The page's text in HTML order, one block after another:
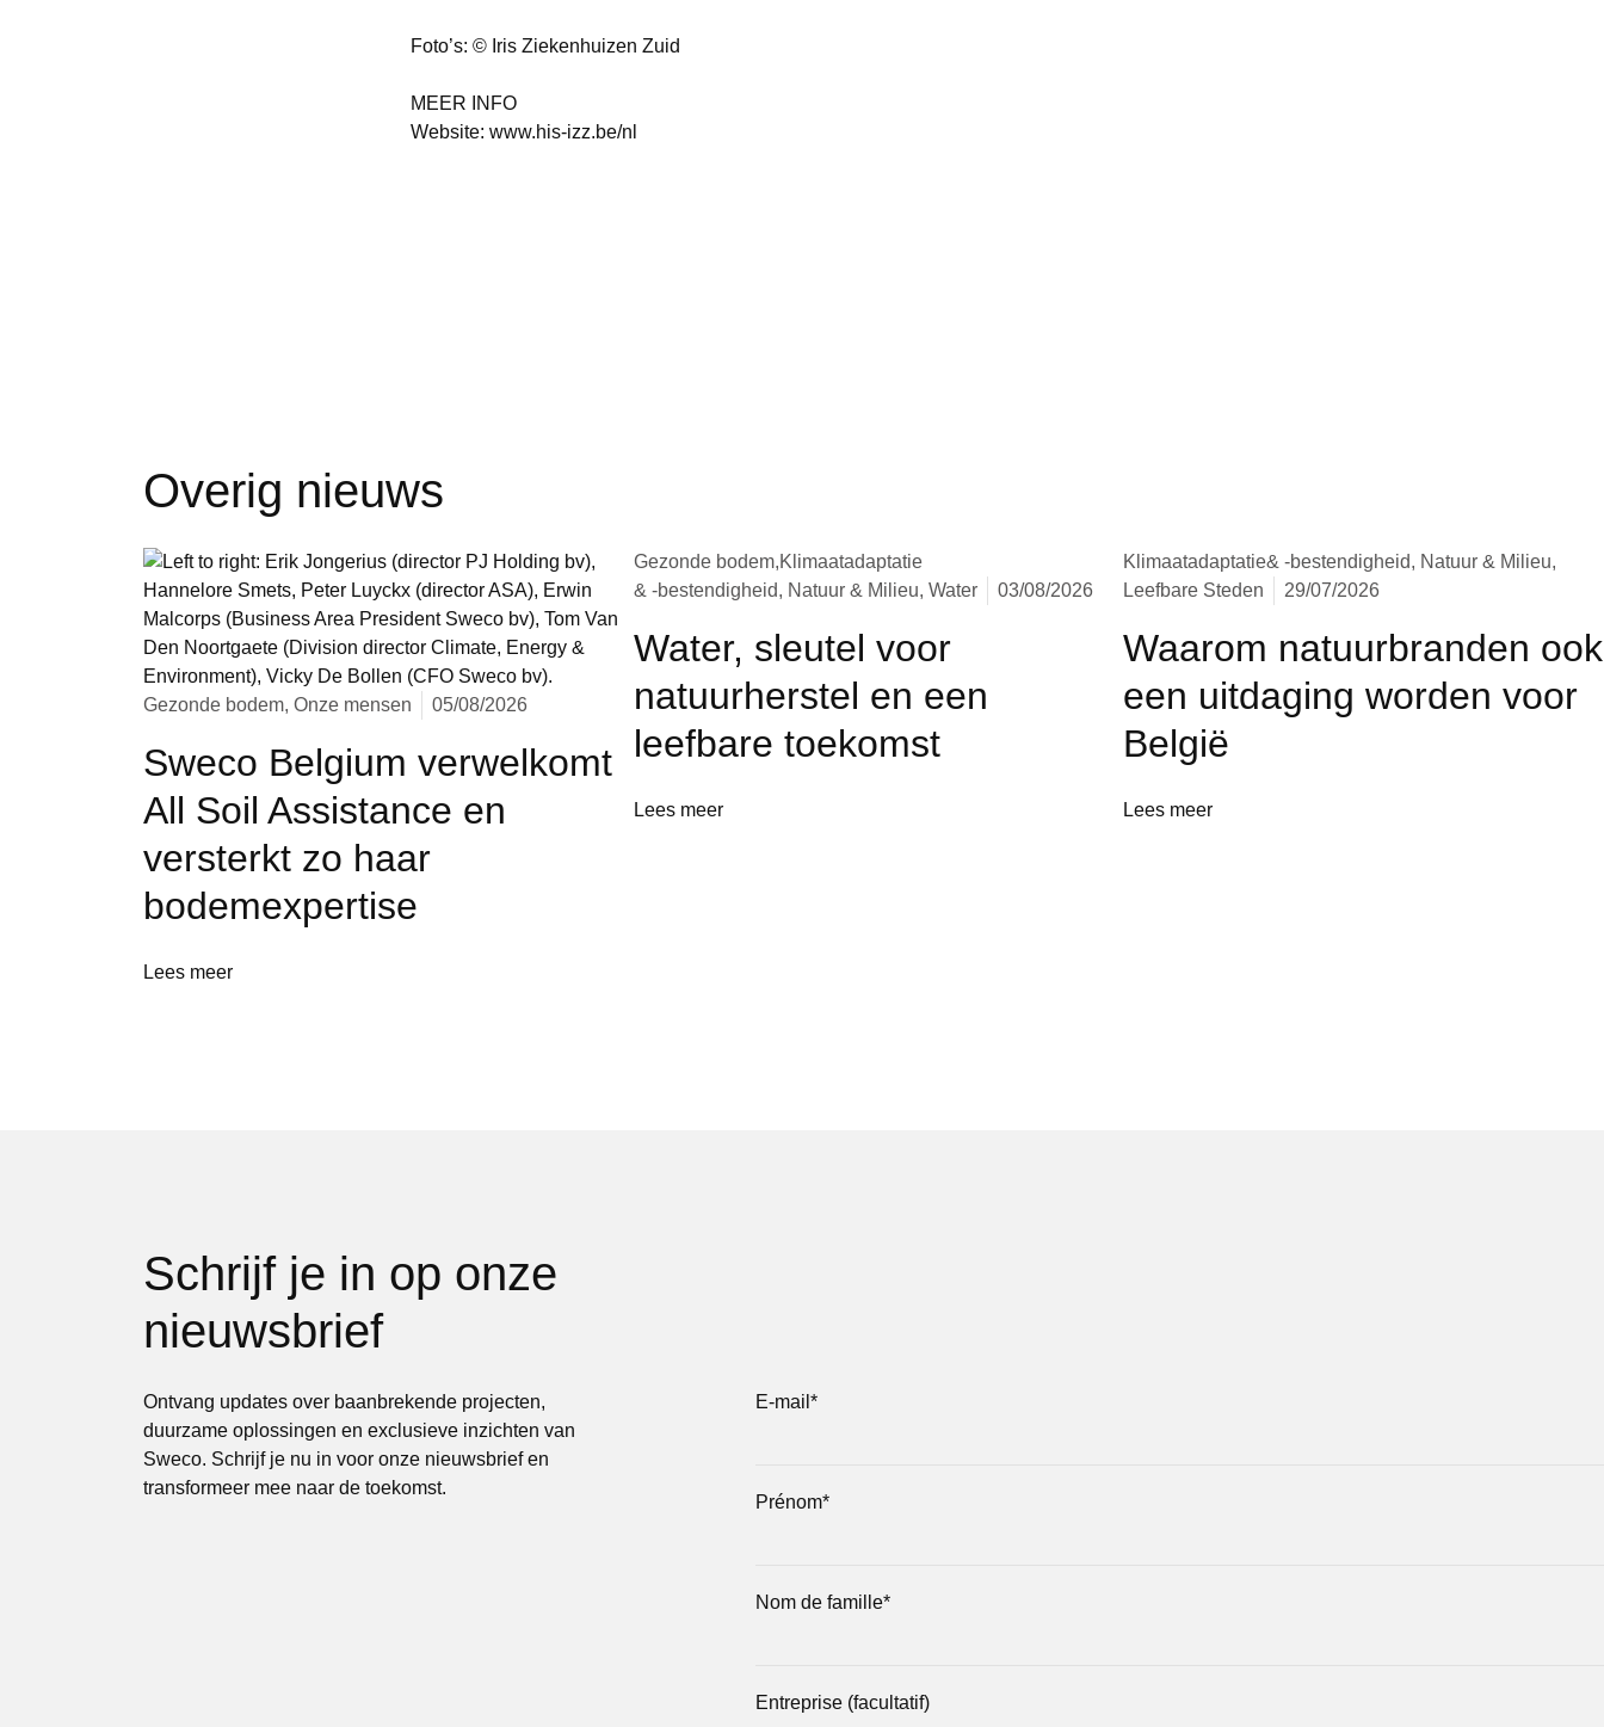
Foto’s: © Iris Ziekenhuizen Zuid
MEER INFO
Website: www.his-izz.be/nl
Overig nieuws
Gezonde bodem, Onze mensen 05/08/2026
Sweco Belgium verwelkomt
All Soil Assistance en
versterkt zo haar
bodemexpertise
Lees meer
Gezonde bodem,Klimaatadaptatie
& -bestendigheid, Natuur & Milieu, Water
03/08/2026
Water, sleutel voor
natuurherstel en een
leefbare toekomst
Lees meer
Klimaatadaptatie& -bestendigheid, Natuur & Milieu,
Leefbare Steden
29/07/2026
Waarom natuurbranden ook
een uitdaging worden voor
België
Lees meer
Schrijf je in op onze
nieuwsbrief
Ontvang updates over baanbrekende projecten,
duurzame oplossingen en exclusieve inzichten van
Sweco. Schrijf je nu in voor onze nieuwsbrief en
transformeer mee naar de toekomst.
E-mail*
Prénom*
Nom de famille*
Entreprise (facultatif)